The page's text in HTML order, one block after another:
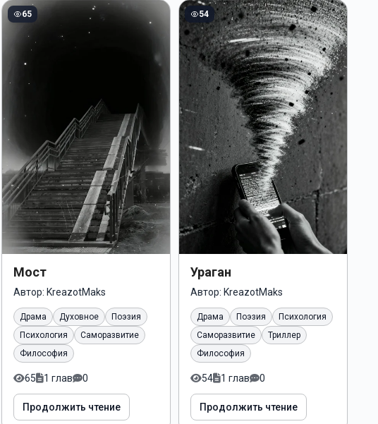
65
Мост
Автор: KreazotMaks
Драма Духовное
Поэзия
Психология
Саморазвитие
Философия
65 1 глав 0
Продолжить чтение
54
Ураган
Автор: KreazotMaks
Драма Поэзия
Психология
Саморазвитие
Триллер
Философия
54 1 глав 0
Продолжить чтение